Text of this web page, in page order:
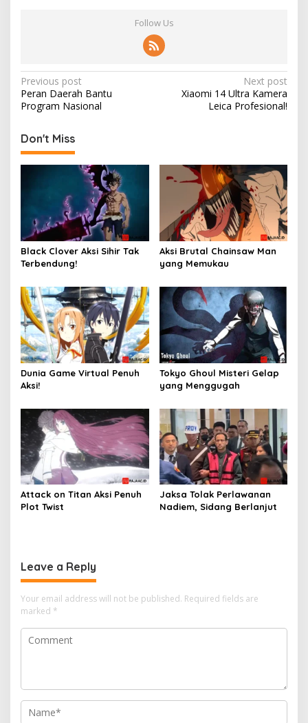
Follow Us
Post
navigation
Previous post
Peran Daerah Bantu
Program Nasional
Next post
Xiaomi 14 Ultra Kamera
Leica Profesional!
Don't Miss
Black Clover Aksi Sihir Tak
Terbendung!
Aksi Brutal Chainsaw Man
yang Memukau
Dunia Game Virtual Penuh
Aksi!
Tokyo Ghoul Misteri Gelap
yang Menggugah
Attack on Titan Aksi Penuh
Plot Twist
Jaksa Tolak Perlawanan
Nadiem, Sidang Berlanjut
Leave a Reply
Your email address will not be published. Required fields are
marked *